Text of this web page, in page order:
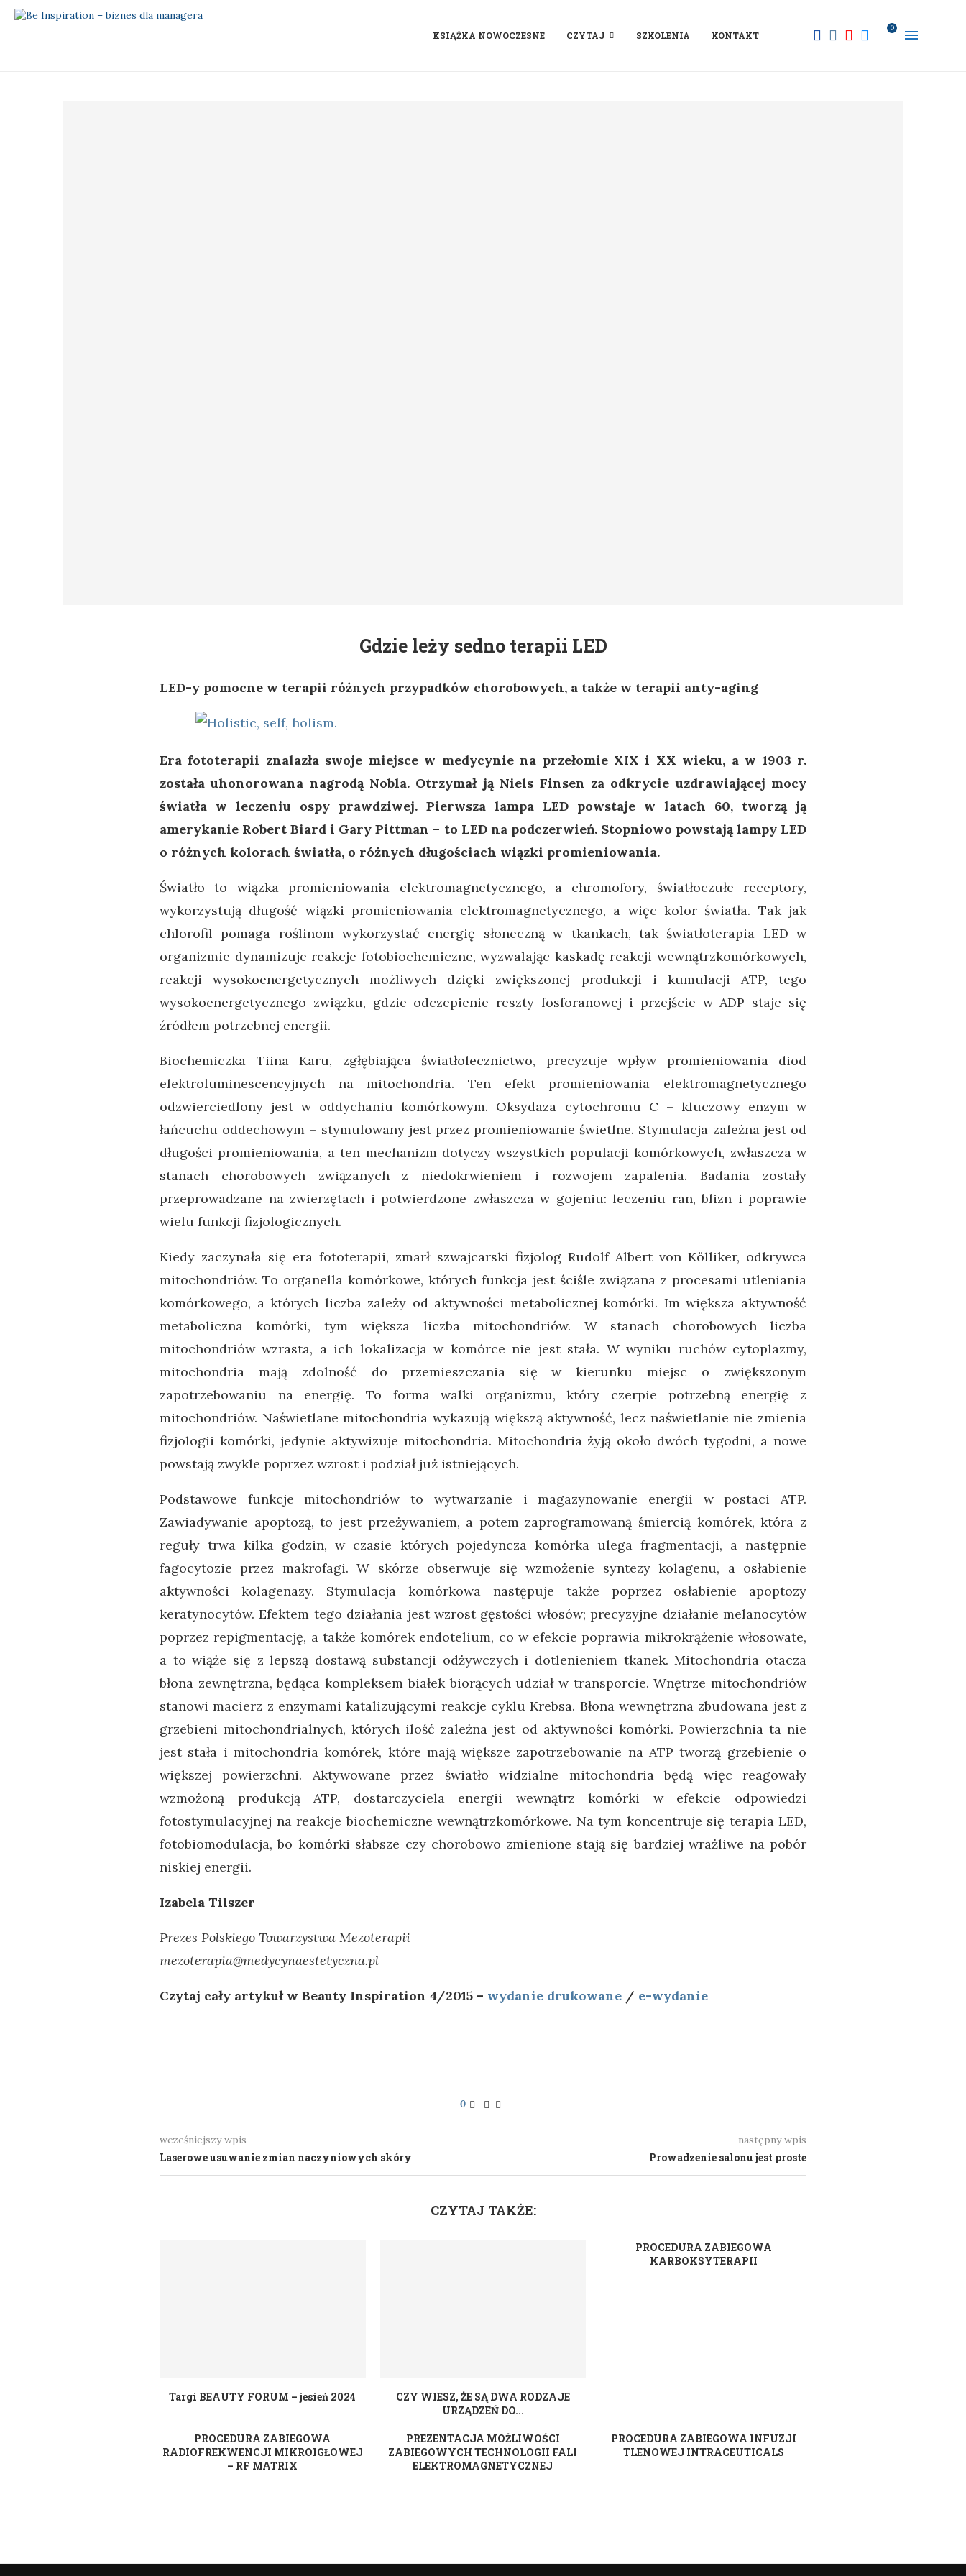
KSIĄŻKA NOWOCZESNE CZYTAJ SZKOLENIA KONTAKT
0
Gdzie leży sedno terapii LED
LED-y pomocne w terapii różnych przypadków chorobowych, a także w terapii anty-aging
Era fototerapii znalazła swoje miejsce w medycynie na przełomie XIX i XX wieku, a w 1903 r.
została uhonorowana nagrodą Nobla. Otrzymał ją Niels Finsen za odkrycie uzdrawiającej mocy
światła w leczeniu ospy prawdziwej. Pierwsza lampa LED powstaje w latach 60, tworzą ją
amerykanie Robert Biard i Gary Pittman – to LED na podczerwień. Stopniowo powstają lampy LED
o różnych kolorach światła, o różnych długościach wiązki promieniowania.
Światło to wiązka promieniowania elektromagnetycznego, a chromofory, światłoczułe receptory,
wykorzystują długość wiązki promieniowania elektromagnetycznego, a więc kolor światła. Tak jak
chlorofil pomaga roślinom wykorzystać energię słoneczną w tkankach, tak światłoterapia LED w
organizmie dynamizuje reakcje fotobiochemiczne, wyzwalając kaskadę reakcji wewnątrzkomórkowych,
reakcji wysokoenergetycznych możliwych dzięki zwiększonej produkcji i kumulacji ATP, tego
wysokoenergetycznego związku, gdzie odczepienie reszty fosforanowej i przejście w ADP staje się
źródłem potrzebnej energii.
Biochemiczka Tiina Karu, zgłębiająca światłolecznictwo, precyzuje wpływ promieniowania diod
elektroluminescencyjnych na mitochondria. Ten efekt promieniowania elektromagnetycznego
odzwierciedlony jest w oddychaniu komórkowym. Oksydaza cytochromu C – kluczowy enzym w
łańcuchu oddechowym – stymulowany jest przez promieniowanie świetlne. Stymulacja zależna jest od
długości promieniowania, a ten mechanizm dotyczy wszystkich populacji komórkowych, zwłaszcza w
stanach chorobowych związanych z niedokrwieniem i rozwojem zapalenia. Badania zostały
przeprowadzane na zwierzętach i potwierdzone zwłaszcza w gojeniu: leczeniu ran, blizn i poprawie
wielu funkcji fizjologicznych.
Kiedy zaczynała się era fototerapii, zmarł szwajcarski fizjolog Rudolf Albert von Kölliker, odkrywca
mitochondriów. To organella komórkowe, których funkcja jest ściśle związana z procesami utleniania
komórkowego, a których liczba zależy od aktywności metabolicznej komórki. Im większa aktywność
metaboliczna komórki, tym większa liczba mitochondriów. W stanach chorobowych liczba
mitochondriów wzrasta, a ich lokalizacja w komórce nie jest stała. W wyniku ruchów cytoplazmy,
mitochondria mają zdolność do przemieszczania się w kierunku miejsc o zwiększonym
zapotrzebowaniu na energię. To forma walki organizmu, który czerpie potrzebną energię z
mitochondriów. Naświetlane mitochondria wykazują większą aktywność, lecz naświetlanie nie zmienia
fizjologii komórki, jedynie aktywizuje mitochondria. Mitochondria żyją około dwóch tygodni, a nowe
powstają zwykle poprzez wzrost i podział już istniejących.
Podstawowe funkcje mitochondriów to wytwarzanie i magazynowanie energii w postaci ATP.
Zawiadywanie apoptozą, to jest przeżywaniem, a potem zaprogramowaną śmiercią komórek, która z
reguły trwa kilka godzin, w czasie których pojedyncza komórka ulega fragmentacji, a następnie
fagocytozie przez makrofagi. W skórze obserwuje się wzmożenie syntezy kolagenu, a osłabienie
aktywności kolagenazy. Stymulacja komórkowa następuje także poprzez osłabienie apoptozy
keratynocytów. Efektem tego działania jest wzrost gęstości włosów; precyzyjne działanie melanocytów
poprzez repigmentację, a także komórek endotelium, co w efekcie poprawia mikrokrążenie włosowate,
a to wiąże się z lepszą dostawą substancji odżywczych i dotlenieniem tkanek. Mitochondria otacza
błona zewnętrzna, będąca kompleksem białek biorących udział w transporcie. Wnętrze mitochondriów
stanowi macierz z enzymami katalizującymi reakcje cyklu Krebsa. Błona wewnętrzna zbudowana jest z
grzebieni mitochondrialnych, których ilość zależna jest od aktywności komórki. Powierzchnia ta nie
jest stała i mitochondria komórek, które mają większe zapotrzebowanie na ATP tworzą grzebienie o
większej powierzchni. Aktywowane przez światło widzialne mitochondria będą więc reagowały
wzmożoną produkcją ATP, dostarczyciela energii wewnątrz komórki w efekcie odpowiedzi
fotostymulacyjnej na reakcje biochemiczne wewnątrzkomórkowe. Na tym koncentruje się terapia LED,
fotobiomodulacja, bo komórki słabsze czy chorobowo zmienione stają się bardziej wrażliwe na pobór
niskiej energii.
Izabela Tilszer
Prezes Polskiego Towarzystwa Mezoterapii
mezoterapia@medycynaestetyczna.pl
Czytaj cały artykuł w Beauty Inspiration 4/2015 – wydanie drukowane / e-wydanie
0
wcześniejszy wpis
Laserowe usuwanie zmian naczyniowych skóry
następny wpis
Prowadzenie salonu jest proste
CZYTAJ TAKŻE:
Targi BEAUTY FORUM – jesień 2024
CZY WIESZ, ŻE SĄ DWA RODZAJE
URZĄDZEŃ DO...
PROCEDURA ZABIEGOWA
KARBOKSYTERAPII
PROCEDURA ZABIEGOWA
RADIOFREKWENCJI MIKROIGŁOWEJ
– RF MATRIX
PREZENTACJA MOŻLIWOŚCI
ZABIEGOWYCH TECHNOLOGII FALI
ELEKTROMAGNETYCZNEJ
PROCEDURA ZABIEGOWA INFUZJI
TLENOWEJ INTRACEUTICALS